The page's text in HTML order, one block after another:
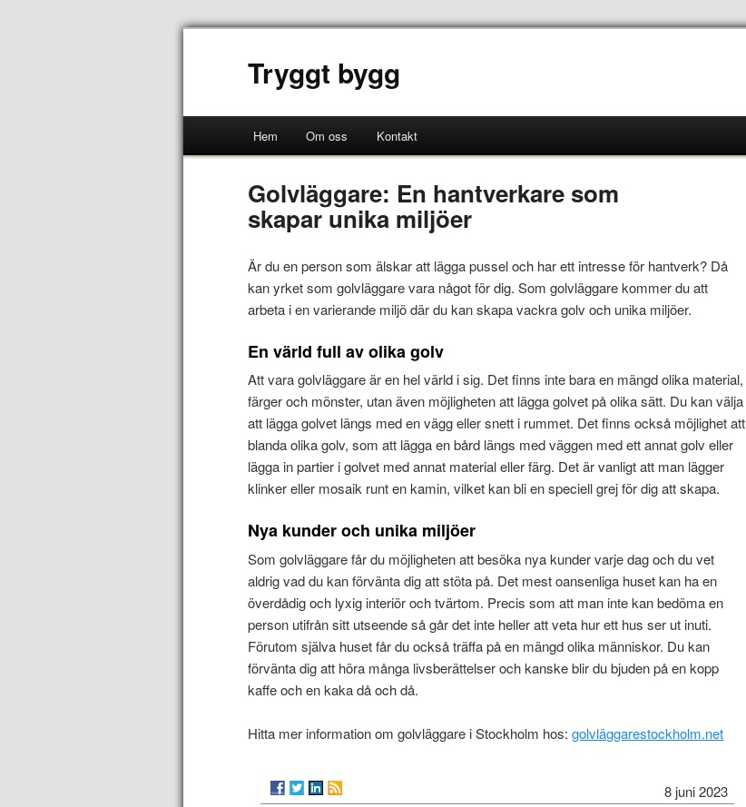
Tryggt bygg
Hem Om oss Kontakt
Golvläggare: En hantverkare som
skapar unika miljöer
Är du en person som älskar att lägga pussel och har ett intresse för hantverk? Då
kan yrket som golvläggare vara något för dig. Som golvläggare kommer du att
arbeta i en varierande miljö där du kan skapa vackra golv och unika miljöer.
En värld full av olika golv
Att vara golvläggare är en hel värld i sig. Det finns inte bara en mängd olika material,
färger och mönster, utan även möjligheten att lägga golvet på olika sätt. Du kan välja
att lägga golvet längs med en vägg eller snett i rummet. Det finns också möjlighet att
blanda olika golv, som att lägga en bård längs med väggen med ett annat golv eller
lägga in partier i golvet med annat material eller färg. Det är vanligt att man lägger
klinker eller mosaik runt en kamin, vilket kan bli en speciell grej för dig att skapa.
Nya kunder och unika miljöer
Som golvläggare får du möjligheten att besöka nya kunder varje dag och du vet
aldrig vad du kan förvänta dig att stöta på. Det mest oansenliga huset kan ha en
överdådig och lyxig interiör och tvärtom. Precis som att man inte kan bedöma en
person utifrån sitt utseende så går det inte heller att veta hur ett hus ser ut inuti.
Förutom själva huset får du också träffa på en mängd olika människor. Du kan
förvänta dig att höra många livsberättelser och kanske blir du bjuden på en kopp
kaffe och en kaka då och då.
Hitta mer information om golvläggare i Stockholm hos:golvläggarestockholm.net
8 juni 2023